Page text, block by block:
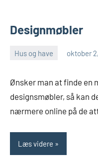
Designmøbler
Hus og have oktober
Ønsker man at finde en
designsmøbler, så kan
nærmere online på de
Læs videre